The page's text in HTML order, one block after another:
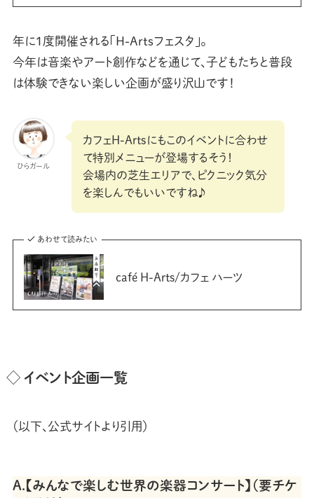
年に1度開催される「H-Artsフェスタ」。
今年は音楽やアート創作などを通じて、子どもたちと普段
は体験できない楽しい企画が盛り沢山です！
ひらガール
カフェH-Artsにもこのイベントに合わせ
て特別メニューが登場するそう！
会場内の芝生エリアで、ピクニック気分
を楽しんでもいいですね♪
あわせて読みたい
café H-Arts/カフェ ハーツ
◇ イベント企画一覧
（以下、公式サイトより引用）
Ａ.【みんなで楽しむ世界の楽器コンサート】（要チケ